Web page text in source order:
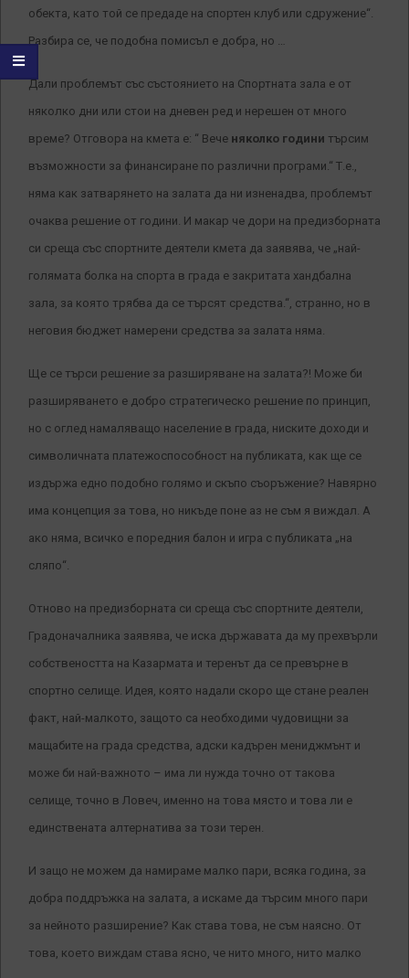
обекта, като той се предаде на спортен клуб или сдружение“.
Разбира се, че подобна помисъл е добра, но …
Дали проблемът със състоянието на Спортната зала е от
няколко дни или стои на дневен ред и нерешен от много
време? Отговора на кмета е: “ Вече няколко години търсим
възможности за финансиране по различни програми.“ Т.е.,
няма как затварянето на залата да ни изненадва, проблемът
очаква решение от години. И макар че дори на предизборната
си среща със спортните деятели кмета да заявява, че „най-
голямата болка на спорта в града е закритата хандбална
зала, за която трябва да се търсят средства.“, странно, но в
неговия бюджет намерени средства за залата няма.
Ще се търси решение за разширяване на залата?! Може би
разширяването е добро стратегическо решение по принцип,
но с оглед намаляващо население в града, ниските доходи и
символичната платежоспособност на публиката, как ще се
издържа едно подобно голямо и скъпо съоръжение? Навярно
има концепция за това, но никъде поне аз не съм я виждал. А
ако няма, всичко е поредния балон и игра с публиката „на
сляпо“.
Отново на предизборната си среща със спортните деятели,
Градоначалника заявява, че иска държавата да му прехвърли
собствеността на Казармата и теренът да се превърне в
спортно селище. Идея, която надали скоро ще стане реален
факт, най-малкото, защото са необходими чудовищни за
мащабите на града средства, адски кадърен мениджмънт и
може би най-важното – има ли нужда точно от такова
селище, точно в Ловеч, именно на това място и това ли е
единствената алтернатива за този терен.
И защо не можем да намираме малко пари, всяка година, за
добра поддръжка на залата, а искаме да търсим много пари
за нейното разширение? Как става това, не съм наясно. От
това, което виждам става ясно, че нито много, нито малко